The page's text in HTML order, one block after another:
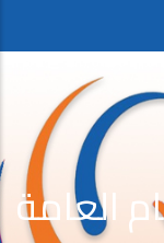
العامة